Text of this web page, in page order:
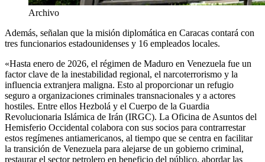
Archivo
Además, señalan que la misión diplomática en Caracas contará con
tres funcionarios estadounidenses y 16 empleados locales.
«Hasta enero de 2026, el régimen de Maduro en Venezuela fue un
factor clave de la inestabilidad regional, el narcoterrorismo y la
influencia extranjera maligna. Esto al proporcionar un refugio
seguro a organizaciones criminales transnacionales y a actores
hostiles. Entre ellos Hezbolá y el Cuerpo de la Guardia
Revolucionaria Islámica de Irán (IRGC). La Oficina de Asuntos del
Hemisferio Occidental colabora con sus socios para contrarrestar
estos regímenes antiamericanos, al tiempo que se centra en facilitar
la transición de Venezuela para alejarse de un gobierno criminal,
restaurar el sector petrolero en beneficio del público, abordar las